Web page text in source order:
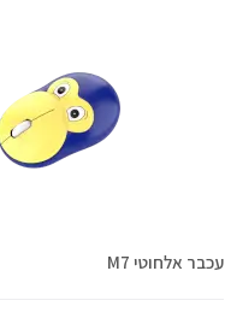
עכבר אלחוטי M7